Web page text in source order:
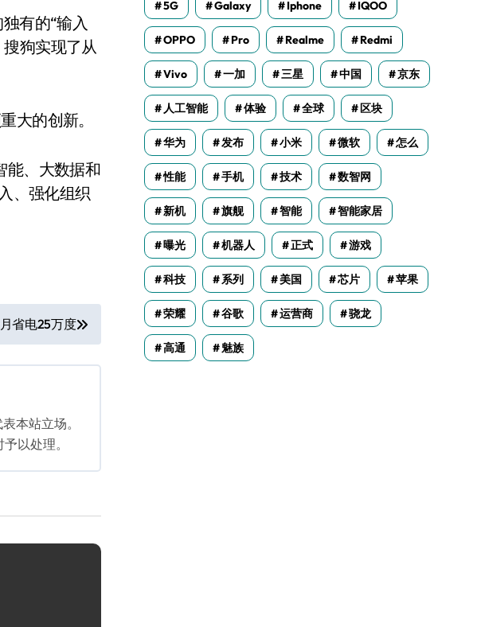
有的“输入
狗实现了从
大的创新。
能、大数据和
、强化组织
省电25万度
本站立场。
以处理。
5G Galaxy Iphone IQOO
OPPO Pro Realme Redmi
Vivo 一加 三星 中国 京东
人工智能 体验 全球 区块
华为 发布 小米 微软 怎么
性能 手机 技术 数智网
新机 旗舰 智能 智能家居
曝光 机器人 正式 游戏
科技 系列 美国 芯片 苹果
荣耀 谷歌 运营商 骁龙
高通 魅族